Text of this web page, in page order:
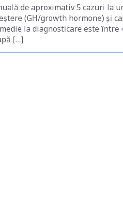
de aproximativ 5 cazuri la
(GH/growth hormone) și
la diagnosticare este între
[…]